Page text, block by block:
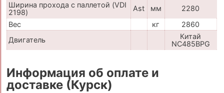
Ширина прохода с паллетой (VDI
2198)
Ast мм
2280
Вес
кг
2860
Двигатель
Китай
NC485BPG
Информация об оплате и
доставке (Курск)